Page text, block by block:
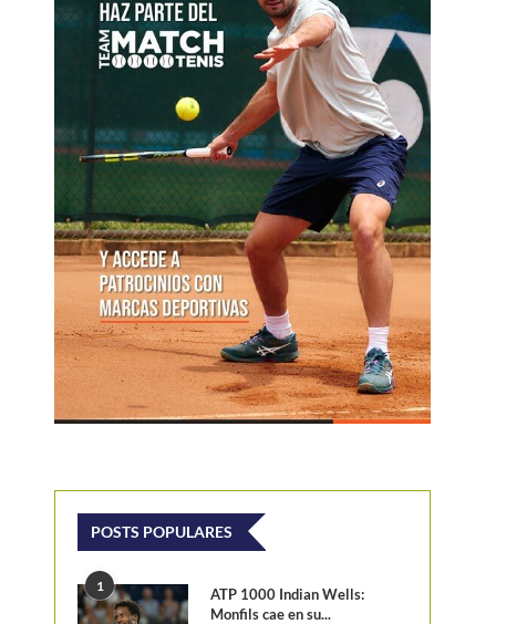
POSTS POPULARES
1
ATP 1000 Indian Wells:
Monfils cae en su...